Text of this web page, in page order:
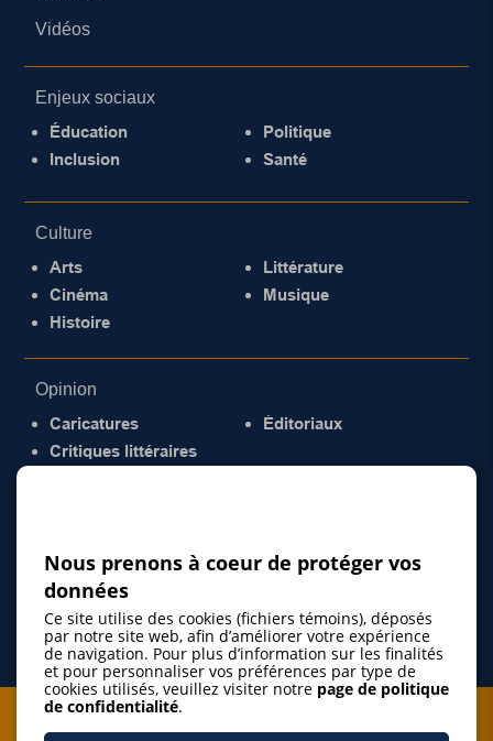
Vidéos
Enjeux sociaux
Éducation
Inclusion
Politique
Santé
Culture
Arts
Cinéma
Histoire
Littérature
Musique
Opinion
Caricatures
Critiques littéraires
Éditoriaux
Je m'abonne à l'infolettre
Nous prenons à coeur de protéger vos
données
Ce site utilise des cookies (fichiers témoins), déposés
par notre site web, afin d’améliorer votre expérience
de navigation. Pour plus d’information sur les finalités
et pour personnaliser vos préférences par type de
cookies utilisés, veuillez visiter notre page de politique
de confidentialité.